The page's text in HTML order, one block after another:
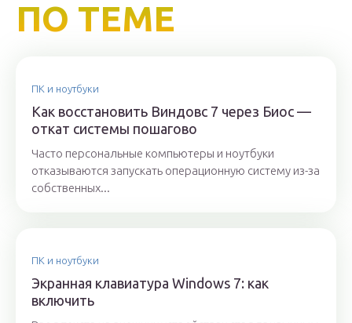
ПО ТЕМЕ
ПК и ноутбуки
Как восстановить Виндовс 7 через Биос —
откат системы пошагово
Часто персональные компьютеры и ноутбуки
отказываются запускать операционную систему из-за
собственных...
ПК и ноутбуки
Экранная клавиатура Windows 7: как
включить